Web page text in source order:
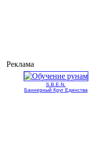
Реклама
S.B.E.N.
Баннерный Круг Единства